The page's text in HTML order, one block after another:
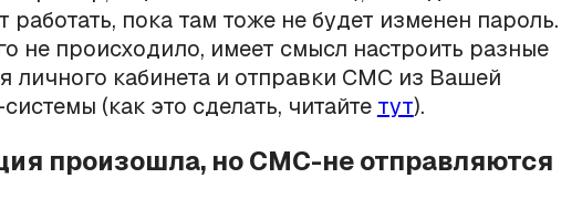
работать, пока там тоже не будет изменен пароль.
не происходило, имеет смысл настроить разные
личного кабинета и отправки СМС из Вашей
(как это сделать, читайте тут).
произошла, но СМС-не отправляются